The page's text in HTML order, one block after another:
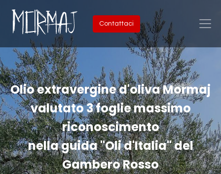
Contattaci
Olio extravergine d'oliva Mormaj
valutato 3 foglie massimo
riconoscimento
nella guida "Oli d'Italia" del
Gambero Rosso